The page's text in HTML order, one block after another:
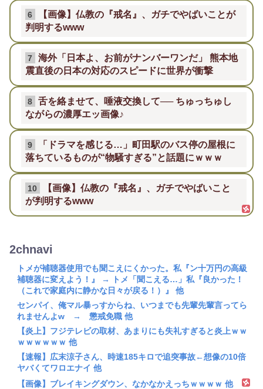
6
【画像】仏教の『戒名』、ガチでやばいことが
判明するwww
7
海外「日本よ、お前がナンバーワンだ」 熊本地
震直後の日本の対応のスピードに世界が衝撃
8
舌を絡ませて、唾液交換して── ちゅっちゅし
ながらの濃厚エッ画像♪
9
「ドラマを感じる…」町田駅のバス停の屋根に
落ちているものが“物騒すぎる”と話題にｗｗｗ
10
【画像】仏教の『戒名』、ガチでやばいこと
が判明するwww
2chnavi
トメが補聴器使用でも聞こえにくかった。私『ン十万円の高級
補聴器に変えよう！』 → トメ「聞こえる…」私『良かった！
（これで家庭内に静かな日々が戻る！）』 他
センパイ、俺マル暴っすからね、いつまでも先輩先輩言ってら
れませんよw → 懲戒免職 他
【炎上】フジテレビの取材、あまりにも失礼すぎると炎上ｗｗ
ｗｗｗｗｗｗ 他
【速報】広末涼子さん、時速185キロで追突事故←想像の10倍
ヤバくてワロエナイ 他
【画像】ブレイキングダウン、なかなかえっちｗｗｗｗ 他